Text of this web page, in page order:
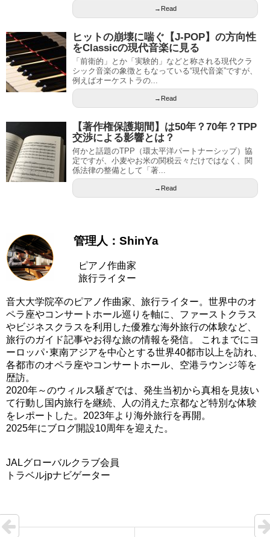
→Read
ヒットの崩壊に喘ぐ【J-POP】の方向性
をClassicの現代音楽に見る
「前衛的」とか「実験的」などと称される現代クラ
シック音楽の象徴ともなっている“現代音楽”ですが、
例えばオーケストラの...
→Read
【著作権保護期間】は50年？70年？TPP
交渉による影響とは？
何かと話題のTPP（環太平洋パートナーシップ）協
定ですが、小麦やお米の関税云々だけではなく、関
係法律の整備として「著...
→Read
管理人：ShinYa
ピアノ作曲家
旅行ライター
音大大学院卒のピアノ作曲家、旅行ライター。世界中のオ
ペラ座やコンサートホール巡りを軸に、ファーストクラス
やビジネスクラスを利用した優雅な海外旅行の体験など、
旅行のガイド記事やお得な旅の情報を発信。 これまでにヨ
ーロッパ･東南アジアを中心とする世界40都市以上を訪れ、
各都市のオペラ座やコンサートホール、空港ラウンジ等を
歴訪。
2020年～のウィルス騒ぎでは、発生当初から真相を見抜い
て行動し国内旅行を継続、人の消えた京都など特別な体験
をレポートした。2023年より海外旅行を再開。
2025年にブログ開設10周年を迎えた。
JALグローバルクラブ会員
トラベルjpナビゲーター